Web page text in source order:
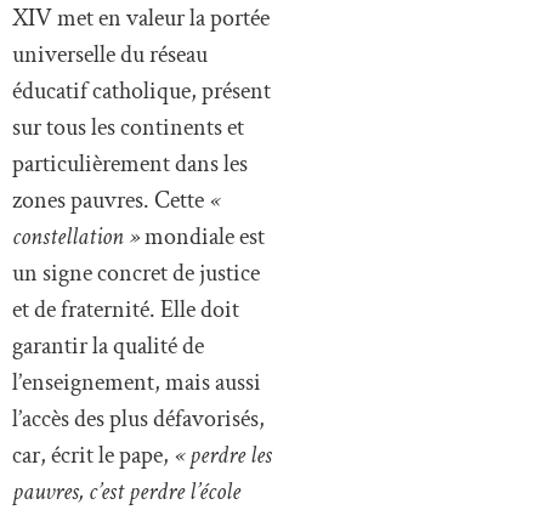
XIV met en valeur la portée
universelle du réseau
éducatif catholique, présent
sur tous les continents et
particulièrement dans les
zones pauvres. Cette«
constellation »mondiale est
un signe concret de justice
et de fraternité. Elle doit
garantir la qualité de
l’enseignement, mais aussi
l’accès des plus défavorisés,
car, écrit le pape, « perdre les
pauvres, c’est perdre l’école